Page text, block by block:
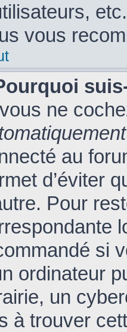
vous
ne
au
d’éviter
Pour
si
ordinateur
un
à trouver